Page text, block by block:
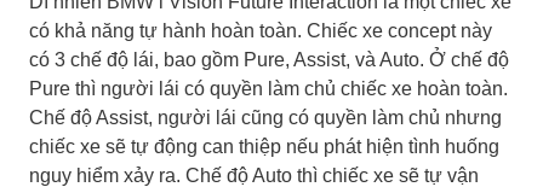
có khả năng tự hành hoàn toàn. Chiếc xe concept này
có 3 chế độ lái, bao gồm Pure, Assist, và Auto. Ở chế độ
Pure thì người lái có quyền làm chủ chiếc xe hoàn toàn.
Chế độ Assist, người lái cũng có quyền làm chủ nhưng
chiếc xe sẽ tự động can thiệp nếu phát hiện tình huống
nguy hiểm xảy ra. Chế độ Auto thì chiếc xe sẽ tự vận